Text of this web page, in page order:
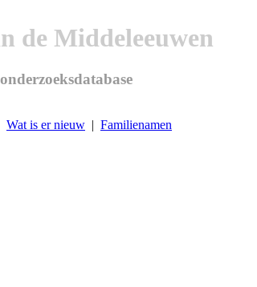
de Middeleeuwen
Wat is er nieuw | Familienamen